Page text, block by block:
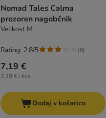
Nomad Tales Calma
prozoren nagobčnik
Velikost M
7,19 €
7,19 € / kos
Rating: 2.8/5 (8)
Dodaj v košarico